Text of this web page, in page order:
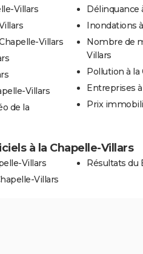
Villars
Villars
Villars
de la
Délinquance
Inondations
Nombre de
Villars
Pollution à la
Entreprises
Prix
à la Chapelle-Villars
Villars
Villars
Résultats du